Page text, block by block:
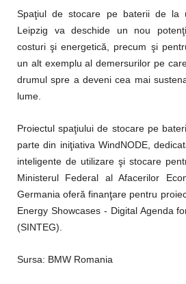
Spaţiul de stocare pe baterii de la
Leipzig va deschide un nou
costuri şi energetică, precum şi
un alt exemplu al demersurilor pe
drumul spre a deveni cea mai
lume.
Proiectul spaţiului de stocare pe
parte din iniţiativa WindNODE,
inteligente de utilizare şi stocare
Ministerul Federal al Afacerilor
Germania oferă finanţare pentru
Energy Showcases - Digital Agenda
(SINTEG).
Sursa: BMW Romania